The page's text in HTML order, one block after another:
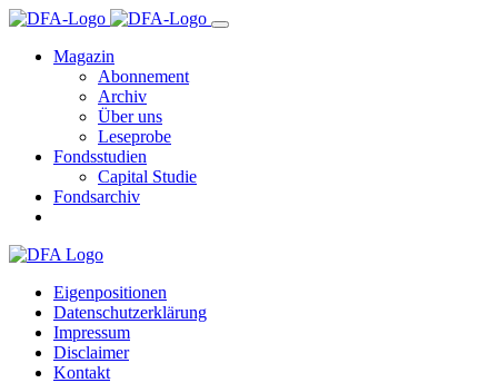
Magazin
Abonnement
Archiv
Über uns
Leseprobe
Fondsstudien
Capital Studie
Fondsarchiv
Eigenpositionen
Datenschutzerklärung
Impressum
Disclaimer
Kontakt